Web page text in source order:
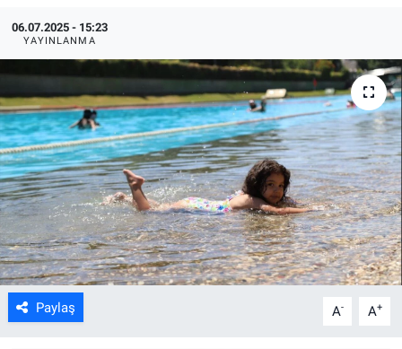
06.07.2025 - 15:23
YAYINLANMA
Paylaş A- A+